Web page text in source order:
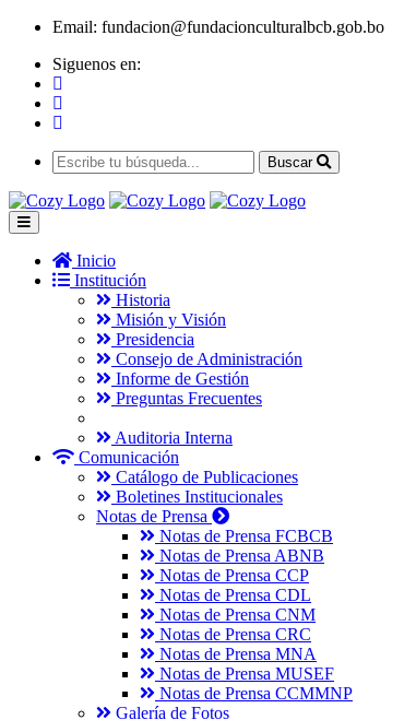
Email: fundacion@fundacionculturalbcb.gob.bo
Siguenos en:
Buscar
Inicio
Institución
Historia
Misión y Visión
Presidencia
Consejo de Administración
Informe de Gestión
Preguntas Frecuentes
Auditoria Interna
Comunicación
Catálogo de Publicaciones
Boletines Institucionales
Notas de Prensa
Notas de Prensa FCBCB
Notas de Prensa ABNB
Notas de Prensa CCP
Notas de Prensa CDL
Notas de Prensa CNM
Notas de Prensa CRC
Notas de Prensa MNA
Notas de Prensa MUSEF
Notas de Prensa CCMMNP
Galería de Fotos